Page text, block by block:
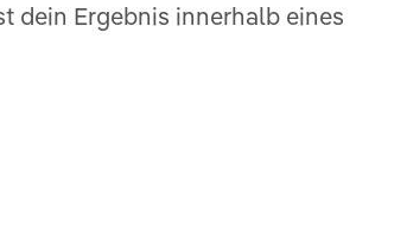
dein Ergebnis innerhalb eines